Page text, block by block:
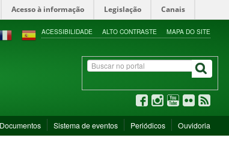
Acesso à informação Legislação Canais
ACESSIBILIDADE ALTO CONTRASTE MAPA DO SITE
Documentos Sistema de eventos Periódicos Ouvidoria